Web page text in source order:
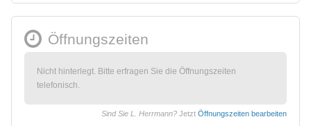
Öffnungszeiten
Nicht hinterlegt. Bitte erfragen Sie die Öffnungszeiten
telefonisch.
Sind Sie L. Herrmann? Jetzt Öffnungszeiten bearbeiten